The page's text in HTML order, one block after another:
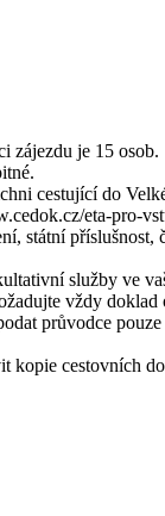
zájezdu je 15 osob.
cestující do
eta-pro-
státní
služby ve
vždy doklad
průvodce
kopie cestovních